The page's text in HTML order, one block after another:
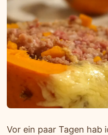
Vor ein paar Tagen hab